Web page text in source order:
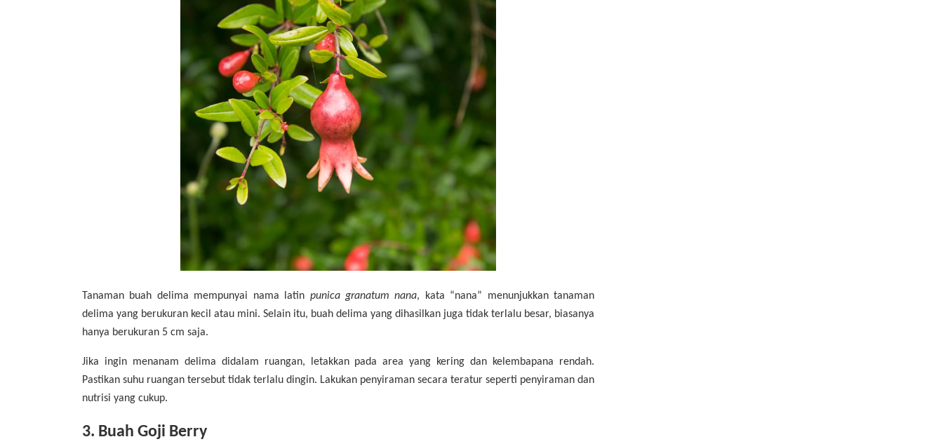
Tanaman buah delima mempunyai nama latin punica granatum nana, kata “nana” menunjukkan tanaman
delima yang berukuran kecil atau mini. Selain itu, buah delima yang dihasilkan juga tidak terlalu besar, biasanya
hanya berukuran 5 cm saja.
Jika ingin menanam delima didalam ruangan, letakkan pada area yang kering dan kelembapana rendah.
Pastikan suhu ruangan tersebut tidak terlalu dingin. Lakukan penyiraman secara teratur seperti penyiraman dan
nutrisi yang cukup.
3. Buah Goji Berry